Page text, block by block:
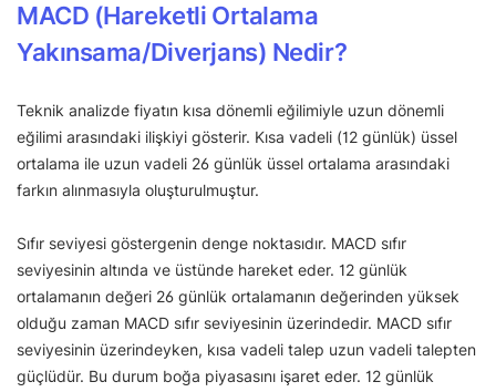
MACD (Hareketli Ortalama
Yakınsama/Diverjans) Nedir?
Teknik analizde fiyatın kısa dönemli eğilimiyle uzun dönemli
eğilimi arasındaki ilişkiyi gösterir. Kısa vadeli (12 günlük) üssel
ortalama ile uzun vadeli 26 günlük üssel ortalama arasındaki
farkın alınmasıyla oluşturulmuştur.
Sıfır seviyesi göstergenin denge noktasıdır. MACD sıfır
seviyesinin altında ve üstünde hareket eder. 12 günlük
ortalamanın değeri 26 günlük ortalamanın değerinden yüksek
olduğu zaman MACD sıfır seviyesinin üzerindedir. MACD sıfır
seviyesinin üzerindeyken, kısa vadeli talep uzun vadeli talepten
güçlüdür. Bu durum boğa piyasasını işaret eder. 12 günlük